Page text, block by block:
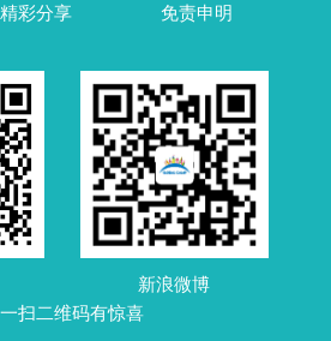
精彩分享 免责申明
新浪微博
扫二维码有惊喜